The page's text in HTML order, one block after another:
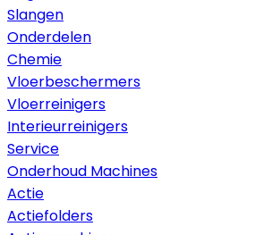
Slangen
Onderdelen
Chemie
Vloerbeschermers
Vloerreinigers
Interieurreinigers
Service
Onderhoud Machines
Actie
Actiefolders